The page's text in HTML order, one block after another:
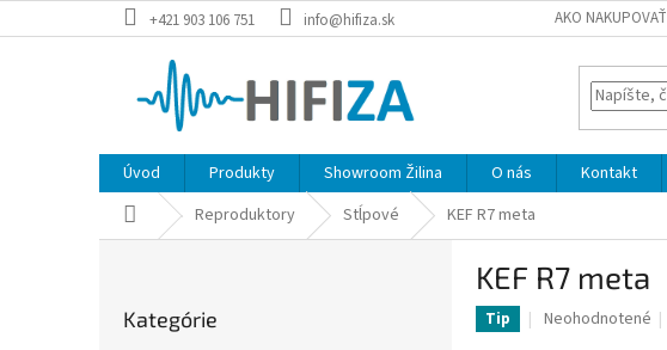
na
+421 903 106 751 info@hifiza.sk AKO NAKUPOVAŤ
Úvod Produkty Showroom Žilina O nás Kontakt
DomovReproduktory Stĺpové KEF R7 meta
kategórie
Kategórie
KEF R7 meta
Tip
Priemerné
Neohodnotené